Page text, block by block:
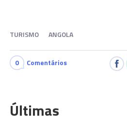
TURISMO ANGOLA
0 Comentários
Últimas